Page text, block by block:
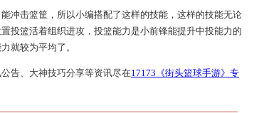
冲击篮筐，所以小编搭配了这样的技能，这样的技能无论
投篮活着组织进攻，投篮能力是小前锋能提升中投能力的
就较为平均了。
告、大神技巧分享等资讯尽在17173《街头篮球手游》专